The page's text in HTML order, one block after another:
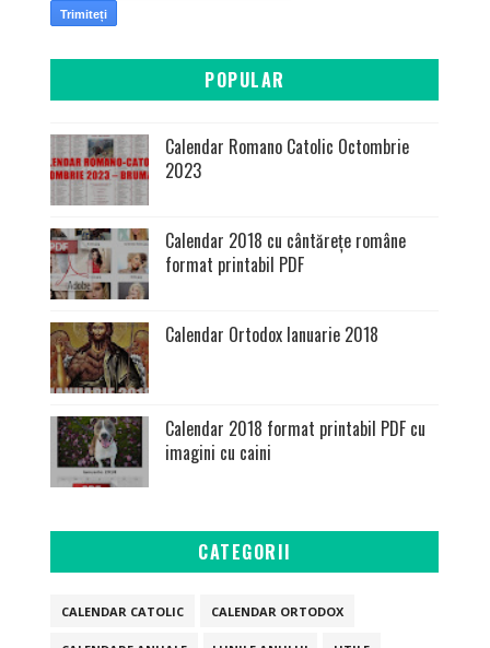
POPULAR
Calendar Romano Catolic Octombrie
2023
Calendar 2018 cu cântărețe române
format printabil PDF
Calendar Ortodox Ianuarie 2018
Calendar 2018 format printabil PDF cu
imagini cu caini
CATEGORII
CALENDAR CATOLIC CALENDAR ORTODOX